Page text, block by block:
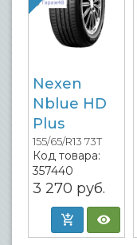
Nexen
Nblue HD
Plus
155/65/R13 73T
Код товара:
357440
3 270 руб.